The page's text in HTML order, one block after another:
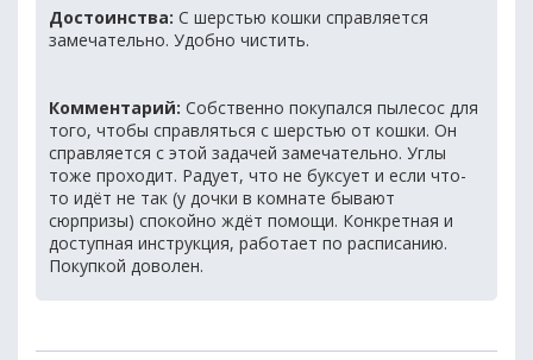
Достоинства: С шерстью кошки справляется
замечательно. Удобно чистить.
Комментарий: Собственно покупался пылесос для
того, чтобы справляться с шерстью от кошки. Он
справляется с этой задачей замечательно. Углы
тоже проходит. Радует, что не буксует и если что-
то идёт не так (у дочки в комнате бывают
сюрпризы) спокойно ждёт помощи. Конкретная и
доступная инструкция, работает по расписанию.
Покупкой доволен.